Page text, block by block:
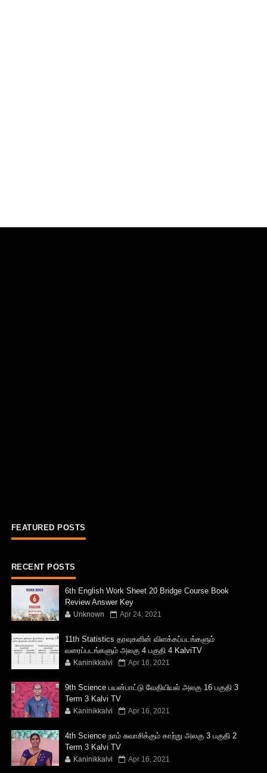
FEATURED POSTS
RECENT POSTS
6th English Work Sheet 20 Bridge Course Book
Review Answer Key
Unknown Apr 24, 2021
11th Statistics தரவுகளின் விளக்கப்படங்களும்
வரைப்படங்களும் அலகு 4 பகுதி 4 KalviTV
Kaninikkalvi Apr 16, 2021
9th Science பயன்பாட்டு வேதியியல் அலகு 16 பகுதி 3
Term 3 Kalvi TV
Kaninikkalvi Apr 16, 2021
4th Science நாம் சுவாசிக்கும் காற்று அலகு 3 பகுதி 2
Term 3 Kalvi TV
Kaninikkalvi Apr 16, 2021